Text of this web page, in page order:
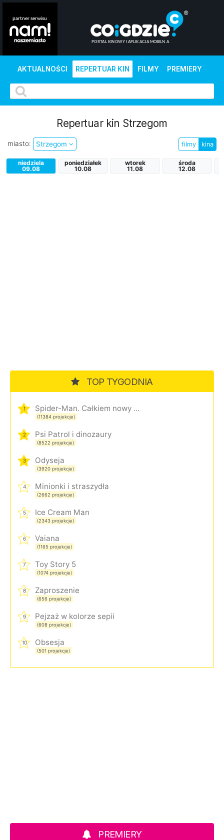
AKTUALNOŚCI REPERTUAR KIN FILMY PREMIERY
Repertuar kin Strzegom
miasto: Strzegom filmy kina
niedziela
09.08
poniedziałek
10.08
wtorek
11.08
środa
12.08
TOP TYGODNIA
1 Spider-Man. Całkiem nowy dzień
(11384 projekcje)
2 Psi Patrol i dinozaury
(8522 projekcje)
3 Odyseja
(3920 projekcje)
4 Minionki i straszydła
(2662 projekcje)
5 Ice Cream Man
(2343 projekcje)
6 Vaiana
(1165 projekcje)
7 Toy Story 5
(1074 projekcje)
8 Zaproszenie
(656 projekcje)
9 Pejzaż w kolorze sepii
(608 projekcje)
10 Obsesja
(501 projekcje)
PREMIERY